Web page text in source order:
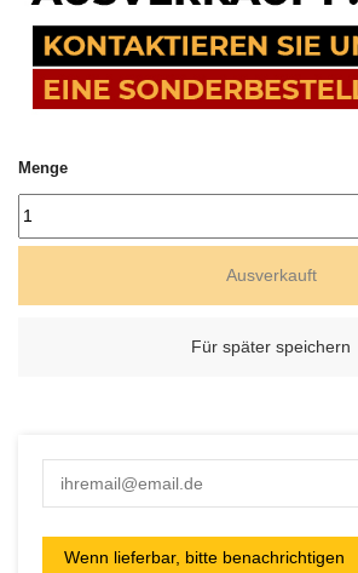
Menge
Ausverkauft
Für später speichern